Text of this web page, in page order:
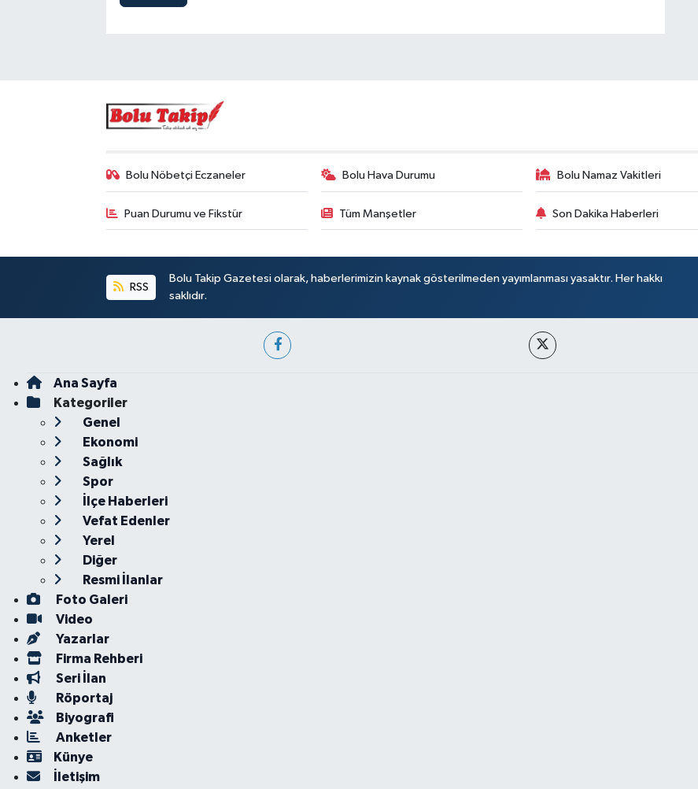
Bolu Nöbetçi Eczaneler Bolu Hava Durumu Bolu Namaz Vakitleri
Puan Durumu ve Fikstür Tüm Manşetler Son Dakika Haberleri
RSS
Bolu Takip Gazetesi olarak, haberlerimizin kaynak gösterilmeden yayımlanması yasaktır. Her hakkı
saklıdır.
Ana Sayfa
Kategoriler
Genel
Ekonomi
Sağlık
Spor
İlçe Haberleri
Vefat Edenler
Yerel
Diğer
Resmi İlanlar
Foto Galeri
Video
Yazarlar
Firma Rehberi
Seri İlan
Röportaj
Biyografi
Anketler
Künye
İletişim